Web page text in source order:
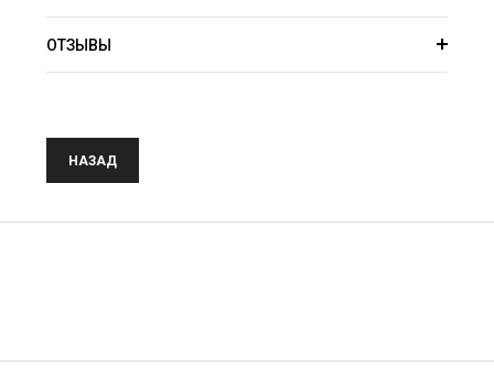
ОТЗЫВЫ
НАЗАД